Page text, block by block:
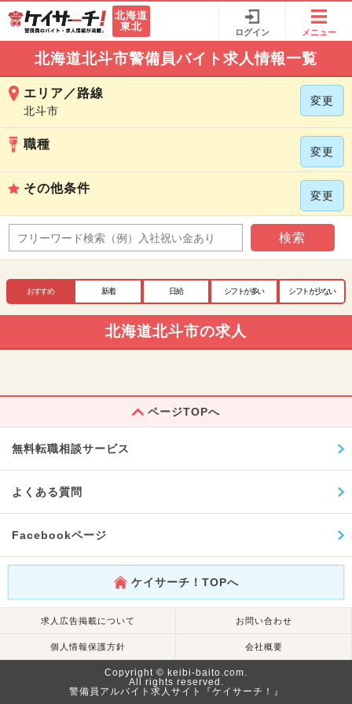
北海道
東北
ログイン メニュー
北海道北斗市警備員バイト求人情報一覧
エリア／路線
北斗市
変更
職種
変更
その他条件
変更
検索
おすすめ 新着 日給 シフトが多い シフトが少ない
北海道北斗市の求人
ページTOPへ
無料転職相談サービス
よくある質問
Facebookページ
ケイサーチ！TOPへ
求人広告掲載について お問い合わせ
個人情報保護方針 会社概要
Copyright © keibi-baito.com.
All rights reserved.
警備員アルバイト求人サイト『ケイサーチ！』